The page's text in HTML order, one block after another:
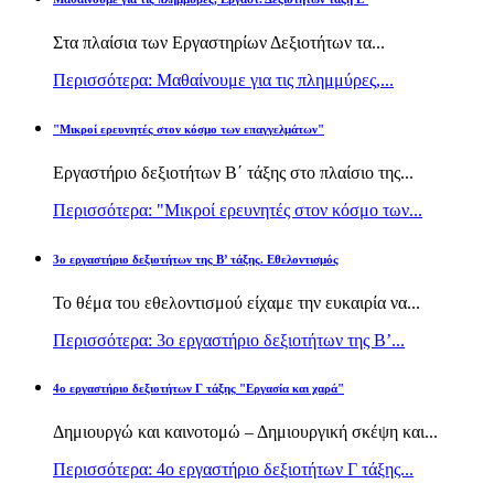
Στα πλαίσια των Εργαστηρίων Δεξιοτήτων τα...
Περισσότερα: Μαθαίνουμε για τις πλημμύρες,...
"Μικροί ερευνητές στον κόσμο των επαγγελμάτων"
Εργαστήριο δεξιοτήτων Β΄ τάξης στο πλαίσιο της...
Περισσότερα: "Μικροί ερευνητές στον κόσμο των...
3ο εργαστήριο δεξιοτήτων της Β’ τάξης. Εθελοντισμός
Το θέμα του εθελοντισμού είχαμε την ευκαιρία να...
Περισσότερα: 3ο εργαστήριο δεξιοτήτων της Β’...
4ο εργαστήριο δεξιοτήτων Γ τάξης "Εργασία και χαρά"
Δημιουργώ και καινοτομώ – Δημιουργική σκέψη και...
Περισσότερα: 4ο εργαστήριο δεξιοτήτων Γ τάξης...